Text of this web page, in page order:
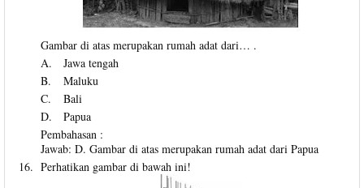
Gambar di atas merupakan rumah adat dari… .
A.
Jawa tengah
B.
Maluku
C.
Bali
D.
Papua
Pembahasan :
Jawab: D. Gambar di atas merupakan rumah adat dari Papua
16. Perhatikan gambar di bawah ini!